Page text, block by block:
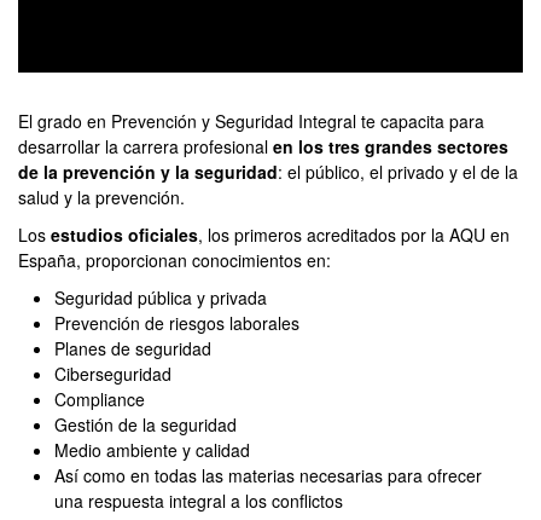
of
0
seconds
El grado en Prevención y Seguridad Integral te capacita para
desarrollar la carrera profesional en los tres grandes sectores
de la prevención y la seguridad: el público, el privado y el de la
salud y la prevención.
Los estudios oficiales, los primeros acreditados por la AQU en
España, proporcionan conocimientos en:
Seguridad pública y privada
Prevención de riesgos laborales
Planes de seguridad
Ciberseguridad
Compliance
Gestión de la seguridad
Medio ambiente y calidad
Así como en todas las materias necesarias para ofrecer
una respuesta integral a los conflictos